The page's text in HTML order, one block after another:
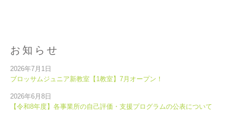
お知らせ
ブロッサムジュニア新教室【1教室】7月オープン！
2026年7月1日
【令和8年度】各事業所の自己評価・支援プログラムの公表について
2026年6月8日